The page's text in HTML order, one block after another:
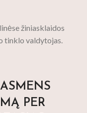
žiniasklaidos
tinklo valdytojas.
PER